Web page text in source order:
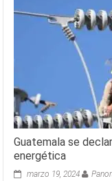
Guatemala se
energética
marzo 19, 2024